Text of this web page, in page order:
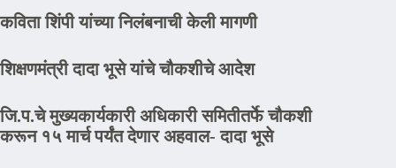
कविता शिंपी यांच्या निलंबनाची केली मागणी
शिक्षणमंत्री दादा भूसे यांचे चौकशीचे आदेश
जि.प.चे मुख्यकार्यकारी अधिकारी समितीतर्फे चौकशी
करून १५ मार्च पर्यंत देणार अहवाल- दादा भूसे